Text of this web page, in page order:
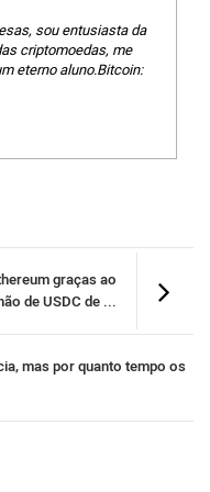
sou entusiasta da
criptomoedas, me
eterno aluno.Bitcoin:
graças ao
de USDC de ...
mas por quanto tempo os